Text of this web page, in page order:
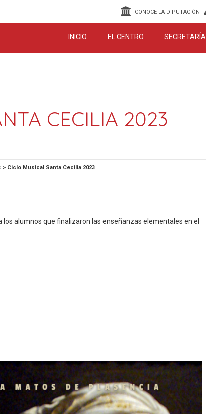
CONOCE LA DIPUTACIÓN
INICIO EL CENTRO SECRETARÍA
CECILIA 2023
> Ciclo Musical Santa Cecilia 2023
alumnos que finalizaron las enseñanzas elementales en el